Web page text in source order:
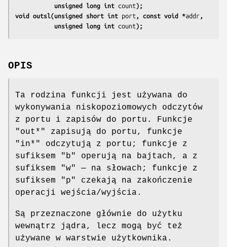
           unsigned long int
count);
void outsl(unsigned short int port , const void *addr ,
           unsigned long int
count);
OPIS
Ta rodzina funkcji jest używana do
wykonywania niskopoziomowych odczytów
z portu i zapisów do portu. Funkcje
"out*" zapisują do portu, funkcje
"in*" odczytują z portu; funkcje z
sufiksem "b" operują na bajtach, a z
sufiksem "w" — na słowach; funkcje z
sufiksem "p" czekają na zakończenie
operacji wejścia/wyjścia.
Są przeznaczone głównie do użytku
wewnątrz jądra, lecz mogą być też
używane w warstwie użytkownika.